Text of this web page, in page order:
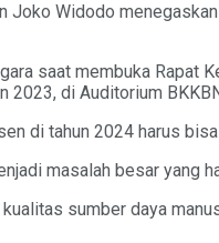
Joko Widodo
saat membuka Rapat
2023, di Auditorium
di tahun 2024 harus
masalah besar yang
sumber daya